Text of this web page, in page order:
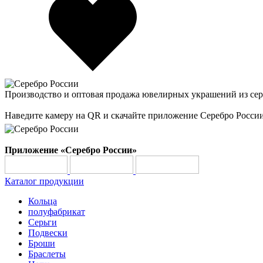
Производство и оптовая продажа ювелирных украшений из
Наведите камеру на QR и скачайте приложение Серебро
Приложение «Серебро России»
Каталог продукции
Кольца
полуфабрикат
Серьги
Подвески
Броши
Браслеты